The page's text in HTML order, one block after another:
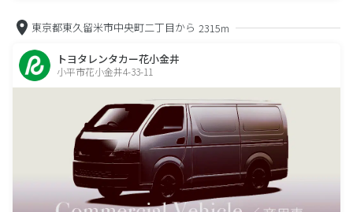
東京都東久留米市中央町二丁目から 2315m
トヨタレンタカー花小金井
小平市花小金井4-33-11